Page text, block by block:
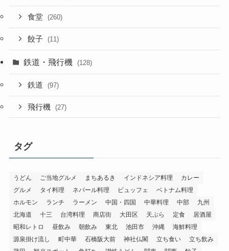
食堂 (260)
餃子 (11)
鉄道・飛行機 (128)
鉄道 (97)
飛行機 (27)
タグ
うどん ご当地グルメ まちあるき インドネシア料理
カレー
グルメ
タイ料理 ネパール料理 ビュッフェ
ベトナム料理
ホルモン
ランチ ラーメン 中国・四国 中華料理 中部
九州
北海道
十三 台湾料理 商店街 大田区 天ぷら 定食
居酒屋
昭和レトロ
昼飲み 朝飲み 東北 池田市 沖縄
海鮮料理
源泉掛け流し
町中華 石橋阪大前 神社仏閣 立ち食い
立ち飲み